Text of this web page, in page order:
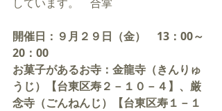
開催日：９月２９日（金）　13：00～
20：00
お菓子があるお寺：金龍寺（きんりゅ
うじ）【台東区寿２－１０－４】、厳
念寺（ごんねんじ）【台東区寿１－１